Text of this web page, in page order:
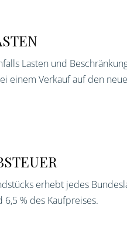
Lasten und
einem Verkauf auf den
erhebt jedes
6,5 % des Kaufpreises.